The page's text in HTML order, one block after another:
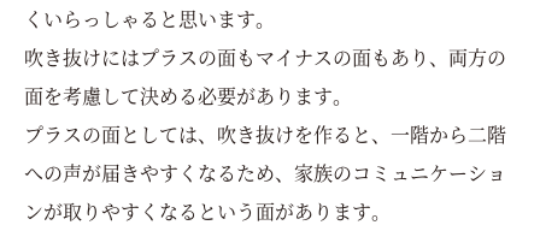
くいらっしゃると思います。
吹き抜けにはプラスの面もマイナスの面もあり、両方の
面を考慮して決める必要があります。
プラスの面としては、吹き抜けを作ると、一階から二階
への声が届きやすくなるため、家族のコミュニケーショ
ンが取りやすくなるという面があります。